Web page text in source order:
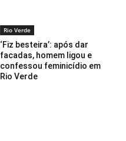
Rio Verde
‘Fiz besteira’: após dar
facadas, homem ligou e
confessou feminicídio em
Rio Verde